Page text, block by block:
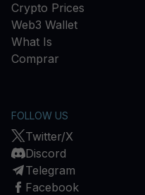
Crypto Prices
Web3 Wallet
What Is
Comprar
FOLLOW US
Twitter/X
Discord
Telegram
Facebook